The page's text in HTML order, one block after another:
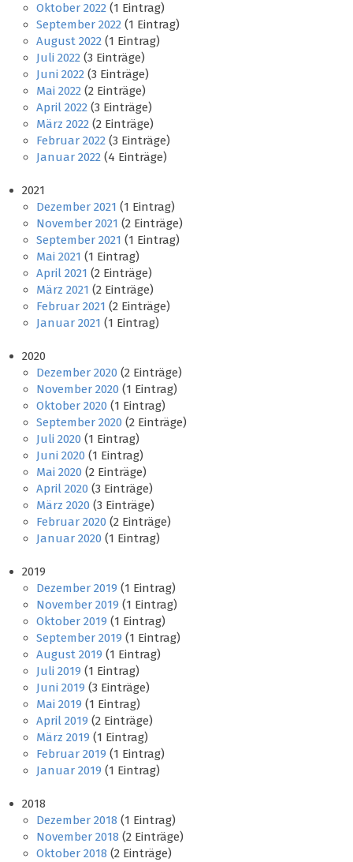
Oktober 2022 (1 Eintrag)
September 2022 (1 Eintrag)
August 2022 (1 Eintrag)
Juli 2022 (3 Einträge)
Juni 2022 (3 Einträge)
Mai 2022 (2 Einträge)
April 2022 (3 Einträge)
März 2022 (2 Einträge)
Februar 2022 (3 Einträge)
Januar 2022 (4 Einträge)
2021
Dezember 2021 (1 Eintrag)
November 2021 (2 Einträge)
September 2021 (1 Eintrag)
Mai 2021 (1 Eintrag)
April 2021 (2 Einträge)
März 2021 (2 Einträge)
Februar 2021 (2 Einträge)
Januar 2021 (1 Eintrag)
2020
Dezember 2020 (2 Einträge)
November 2020 (1 Eintrag)
Oktober 2020 (1 Eintrag)
September 2020 (2 Einträge)
Juli 2020 (1 Eintrag)
Juni 2020 (1 Eintrag)
Mai 2020 (2 Einträge)
April 2020 (3 Einträge)
März 2020 (3 Einträge)
Februar 2020 (2 Einträge)
Januar 2020 (1 Eintrag)
2019
Dezember 2019 (1 Eintrag)
November 2019 (1 Eintrag)
Oktober 2019 (1 Eintrag)
September 2019 (1 Eintrag)
August 2019 (1 Eintrag)
Juli 2019 (1 Eintrag)
Juni 2019 (3 Einträge)
Mai 2019 (1 Eintrag)
April 2019 (2 Einträge)
März 2019 (1 Eintrag)
Februar 2019 (1 Eintrag)
Januar 2019 (1 Eintrag)
2018
Dezember 2018 (1 Eintrag)
November 2018 (2 Einträge)
Oktober 2018 (2 Einträge)